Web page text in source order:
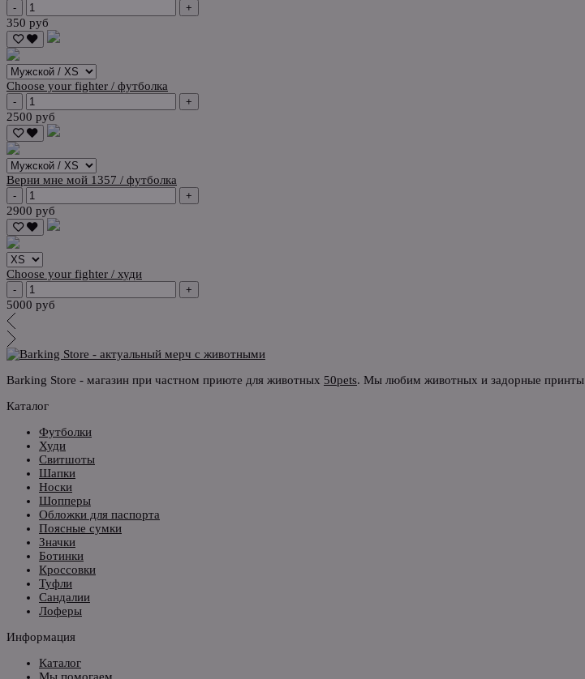
- +
350 руб
Choose your fighter / футболка
- +
2500 руб
Верни мне мой 1357 / футболка
- +
2900 руб
Choose your fighter / худи
- +
5000 руб
Barking Store - магазин при частном приюте для животных 50pets. Мы любим животных и задорные принты
Каталог
Футболки
Худи
Свитшоты
Шапки
Носки
Шопперы
Обложки для паспорта
Поясные сумки
Значки
Ботинки
Кроссовки
Туфли
Сандалии
Лоферы
Информация
Каталог